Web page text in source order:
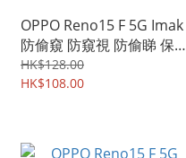
OPPO Reno15 F 5G Imak
防偷窺 防窺視 防偷睇 保私
隱 鋼化玻璃膜 支持指紋解
鎖 屏幕保護貼 0842A
HK$128.00
HK$108.00